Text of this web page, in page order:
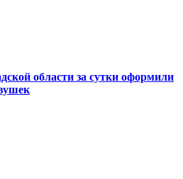
области за сутки оформили